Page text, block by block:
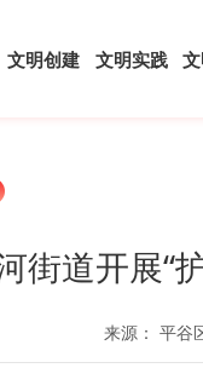
文明创建 文明实践
街道开展“
来源： 平谷